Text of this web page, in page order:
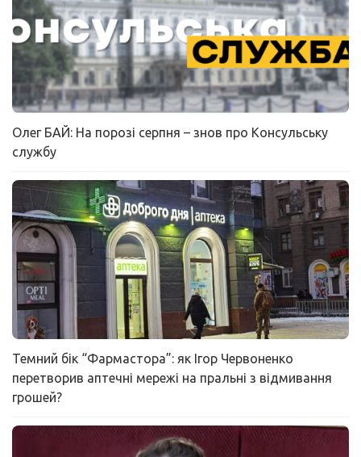
Олег БАЙ: На порозі серпня – знов про Консульську
службу
Темний бік “Фармастора”: як Ігор Червоненко
перетворив аптечні мережі на пральні з відмивання
грошей?